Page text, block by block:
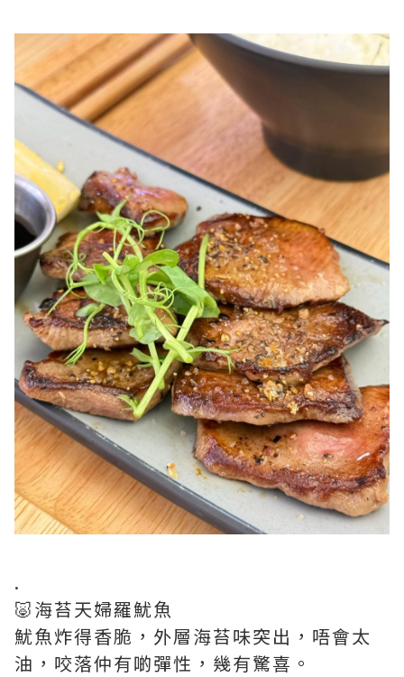
.
🐷海苔天婦羅魷魚
魷魚炸得香脆，外層海苔味突出，唔會太
油，咬落仲有啲彈性，幾有驚喜。